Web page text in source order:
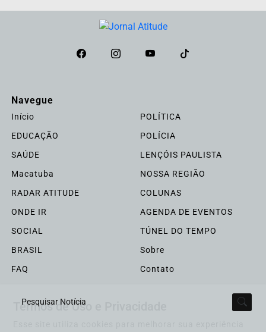
Navegue
Início
POLÍTICA
EDUCAÇÃO
POLÍCIA
SAÚDE
LENÇÓIS PAULISTA
Macatuba
NOSSA REGIÃO
RADAR ATITUDE
COLUNAS
ONDE IR
AGENDA DE EVENTOS
SOCIAL
TÚNEL DO TEMPO
BRASIL
Sobre
FAQ
Contato
Pesquisar Notícia
Termos de Uso e Privacidade